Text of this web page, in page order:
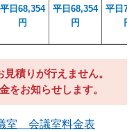
平日68,354
円
平日68,354
円
平日
円
平日68,354
円
平日68,354
円
平日
円
積りが行えません。
をお知らせします。
室 会議室料金表